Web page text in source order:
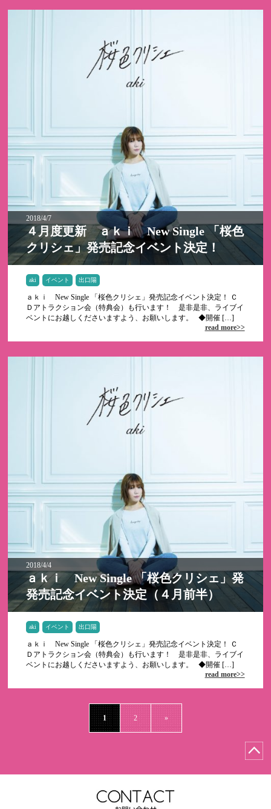
2018/4/7
４月度更新 ａｋｉ New Single 「桜色
クリシェ」発売記念イベント決定！
aki イベント 出口陽
ａｋｉ New Single 「桜色クリシェ」発売記念イベント決定！ Ｃ
Ｄアトラクション会（特典会）も行います！ 是非是非、ライブイ
ベントにお越しくださいますよう、お願いします。 ◆開催 […]
read more>>
2018/4/4
ａｋｉ New Single 「桜色クリシェ」発
発売記念イベント決定（４月前半）
aki イベント 出口陽
ａｋｉ New Single 「桜色クリシェ」発売記念イベント決定！ Ｃ
Ｄアトラクション会（特典会）も行います！ 是非是非、ライブイ
ベントにお越しくださいますよう、お願いします。 ◆開催 […]
read more>>
1 2 »